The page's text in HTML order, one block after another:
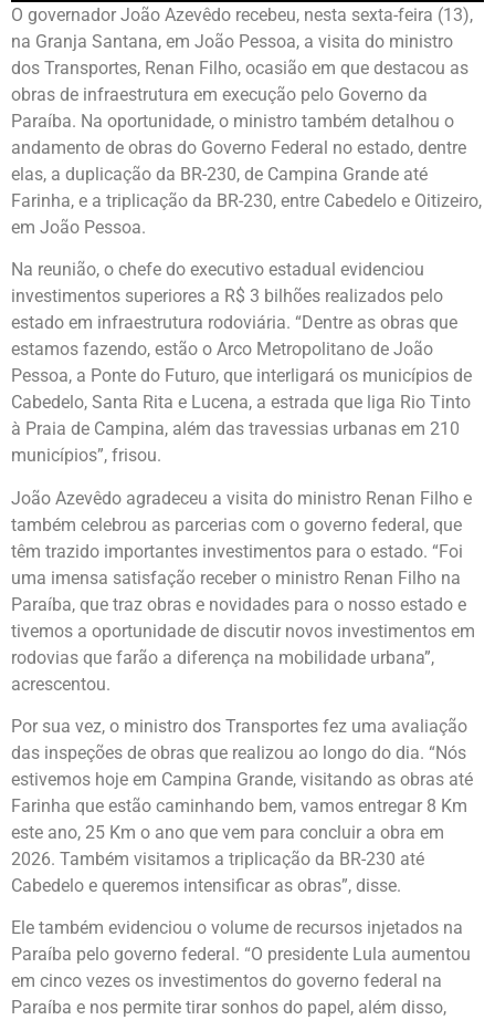
O governador João Azevêdo recebeu, nesta sexta-feira (13),
na Granja Santana, em João Pessoa, a visita do ministro
dos Transportes, Renan Filho, ocasião em que destacou as
obras de infraestrutura em execução pelo Governo da
Paraíba. Na oportunidade, o ministro também detalhou o
andamento de obras do Governo Federal no estado, dentre
elas, a duplicação da BR-230, de Campina Grande até
Farinha, e a triplicação da BR-230, entre Cabedelo e Oitizeiro,
em João Pessoa.
Na reunião, o chefe do executivo estadual evidenciou
investimentos superiores a R$ 3 bilhões realizados pelo
estado em infraestrutura rodoviária. “Dentre as obras que
estamos fazendo, estão o Arco Metropolitano de João
Pessoa, a Ponte do Futuro, que interligará os municípios de
Cabedelo, Santa Rita e Lucena, a estrada que liga Rio Tinto
à Praia de Campina, além das travessias urbanas em 210
municípios”, frisou.
João Azevêdo agradeceu a visita do ministro Renan Filho e
também celebrou as parcerias com o governo federal, que
têm trazido importantes investimentos para o estado. “Foi
uma imensa satisfação receber o ministro Renan Filho na
Paraíba, que traz obras e novidades para o nosso estado e
tivemos a oportunidade de discutir novos investimentos em
rodovias que farão a diferença na mobilidade urbana”,
acrescentou.
Por sua vez, o ministro dos Transportes fez uma avaliação
das inspeções de obras que realizou ao longo do dia. “Nós
estivemos hoje em Campina Grande, visitando as obras até
Farinha que estão caminhando bem, vamos entregar 8 Km
este ano, 25 Km o ano que vem para concluir a obra em
2026. Também visitamos a triplicação da BR-230 até
Cabedelo e queremos intensificar as obras”, disse.
Ele também evidenciou o volume de recursos injetados na
Paraíba pelo governo federal. “O presidente Lula aumentou
em cinco vezes os investimentos do governo federal na
Paraíba e nos permite tirar sonhos do papel, além disso,